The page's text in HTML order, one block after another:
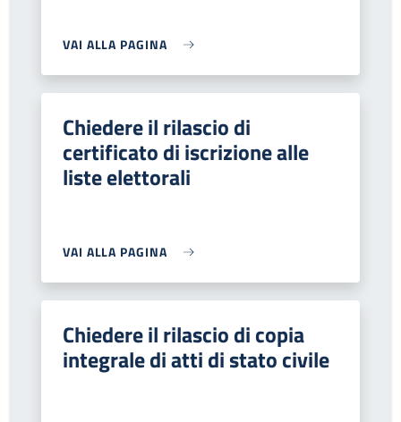
VAI ALLA PAGINA
Chiedere il rilascio di
certificato di iscrizione alle
liste elettorali
VAI ALLA PAGINA
Chiedere il rilascio di copia
integrale di atti di stato civile